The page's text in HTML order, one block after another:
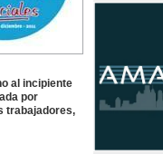
al incipiente
por
trabajadores,